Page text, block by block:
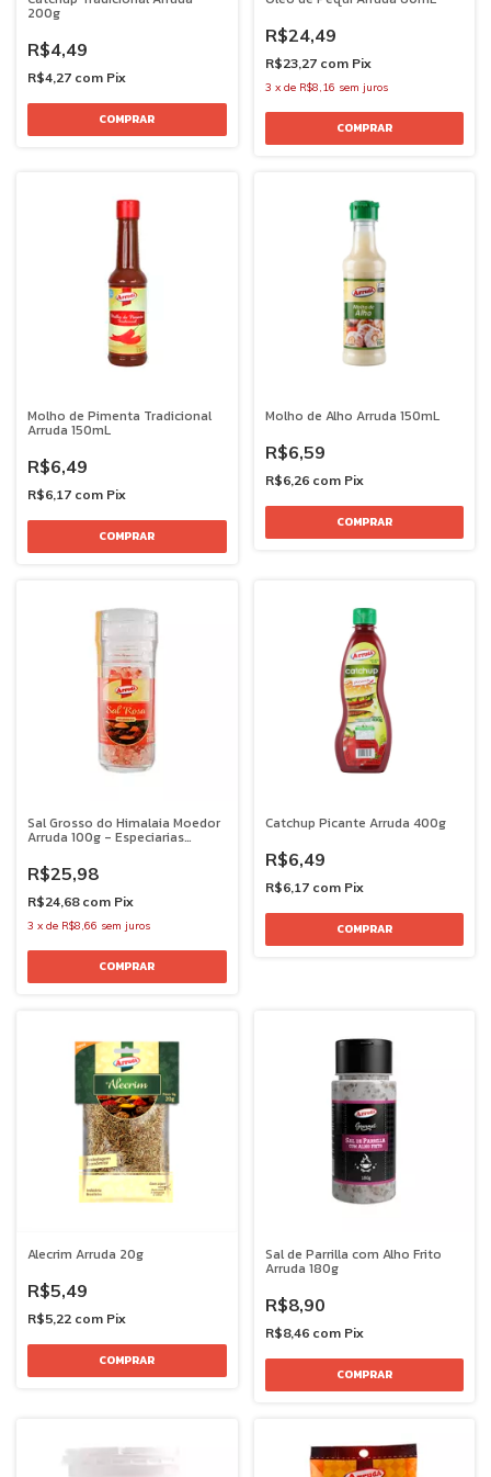
200g
R$4,49
R$4,27 com Pix
R$24,49
R$23,27 com Pix
3 x de R$8,16 sem juros
Molho de Pimenta Tradicional
Arruda 150mL
R$6,49
R$6,17 com Pix
Molho de Alho Arruda 150mL
R$6,59
R$6,26 com Pix
Sal Grosso do Himalaia Moedor
Arruda 100g - Especiarias
R$25,98
R$24,68 com Pix
3 x de R$8,66 sem juros
Catchup Picante Arruda 400g
R$6,49
R$6,17 com Pix
Alecrim Arruda 20g
R$5,49
R$5,22 com Pix
Sal de Parrilla com Alho Frito
Arruda 180g
R$8,90
R$8,46 com Pix